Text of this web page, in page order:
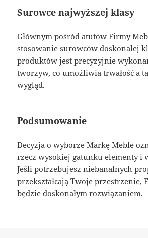
Surowce najwyższej klasy
Głównym pośród atutów Firmy
stosowanie surowców doskonałej
produktów jest precyzyjnie
tworzyw, co umożliwia trwałość a
wygląd.
Podsumowanie
Decyzja o wyborze Markę Meble
rzecz wysokiej gatunku elementy i
Jeśli potrzebujesz niebanalnych
przekształcają Twoje przestrzenie,
będzie doskonałym rozwiązaniem.